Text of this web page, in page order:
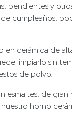
pendientes y
cumpleaños,
cerámica de
limpiarlo sin
de polvo.
de gran
horno